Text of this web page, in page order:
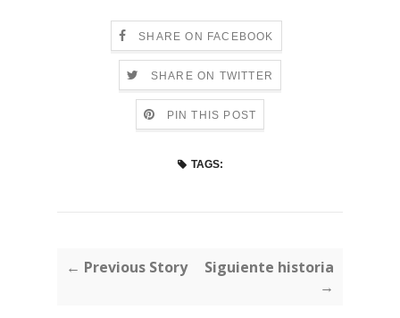
SHARE ON FACEBOOK
SHARE ON TWITTER
PIN THIS POST
TAGS:
← Previous Story
Siguiente historia
→